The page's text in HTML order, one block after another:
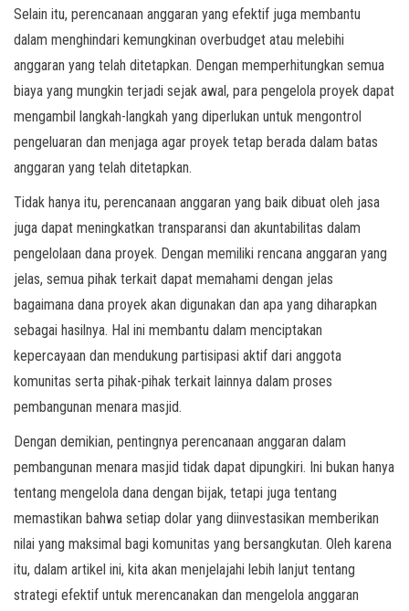
Selain itu, perencanaan anggaran yang efektif juga membantu
dalam menghindari kemungkinan overbudget atau melebihi
anggaran yang telah ditetapkan. Dengan memperhitungkan semua
biaya yang mungkin terjadi sejak awal, para pengelola proyek dapat
mengambil langkah-langkah yang diperlukan untuk mengontrol
pengeluaran dan menjaga agar proyek tetap berada dalam batas
anggaran yang telah ditetapkan.
Tidak hanya itu, perencanaan anggaran yang baik dibuat oleh jasa
juga dapat meningkatkan transparansi dan akuntabilitas dalam
pengelolaan dana proyek. Dengan memiliki rencana anggaran yang
jelas, semua pihak terkait dapat memahami dengan jelas
bagaimana dana proyek akan digunakan dan apa yang diharapkan
sebagai hasilnya. Hal ini membantu dalam menciptakan
kepercayaan dan mendukung partisipasi aktif dari anggota
komunitas serta pihak-pihak terkait lainnya dalam proses
pembangunan menara masjid.
Dengan demikian, pentingnya perencanaan anggaran dalam
pembangunan menara masjid tidak dapat dipungkiri. Ini bukan hanya
tentang mengelola dana dengan bijak, tetapi juga tentang
memastikan bahwa setiap dolar yang diinvestasikan memberikan
nilai yang maksimal bagi komunitas yang bersangkutan. Oleh karena
itu, dalam artikel ini, kita akan menjelajahi lebih lanjut tentang
strategi efektif untuk merencanakan dan mengelola anggaran